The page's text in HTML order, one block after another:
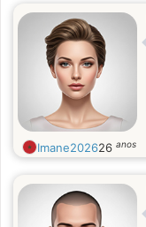
Imane202626 anos